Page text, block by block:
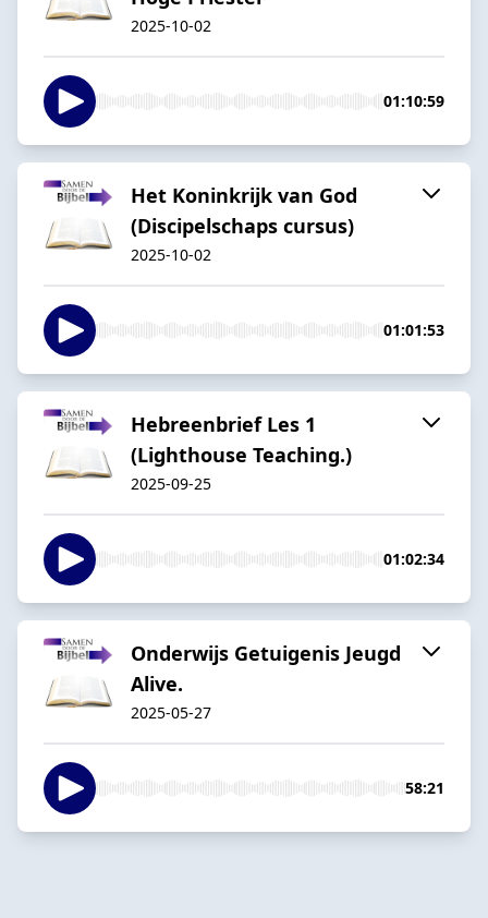
2025-10-02
01:10:59
Het Koninkrijk van God
(Discipelschaps cursus)
2025-10-02
01:01:53
Hebreenbrief Les 1
(Lighthouse Teaching.)
2025-09-25
01:02:34
Onderwijs Getuigenis Jeugd
Alive.
2025-05-27
58:21